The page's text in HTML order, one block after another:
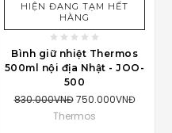
HIỆN ĐANG TẠM HẾT
HÀNG
Bình giữ nhiệt Thermos
500ml nội địa Nhật - JOO-
500
830.000VNĐ 750.000VNĐ
Thermos